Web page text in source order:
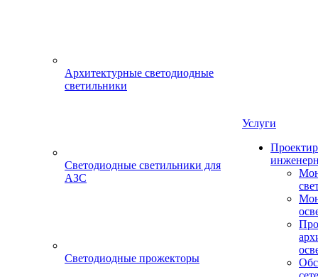
Архитектурные светодиодные
светильники
Светодиодные светильники для
АЗС
Светодиодные прожекторы
Услуги